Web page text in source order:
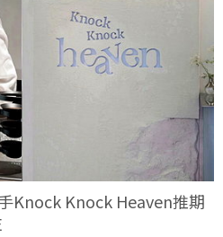
Knock Knock Heaven推期